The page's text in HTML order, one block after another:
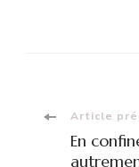
Article
En